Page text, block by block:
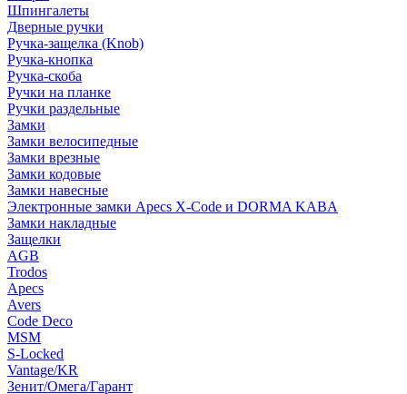
Шпингалеты
Дверные ручки
Ручка-защелка (Knob)
Ручка-кнопка
Ручка-скоба
Ручки на планке
Ручки раздельные
Замки
Замки велосипедные
Замки врезные
Замки кодовые
Замки навесные
Электронные замки Apecs X-Code и DORMA KABA
Замки накладные
Защелки
AGB
Trodos
Apecs
Avers
Code Deco
MSM
S-Locked
Vantage/KR
Зенит/Омега/Гарант